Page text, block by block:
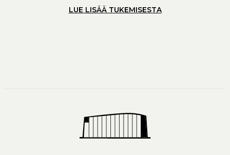
LUE LISÄÄ TUKEMISESTA